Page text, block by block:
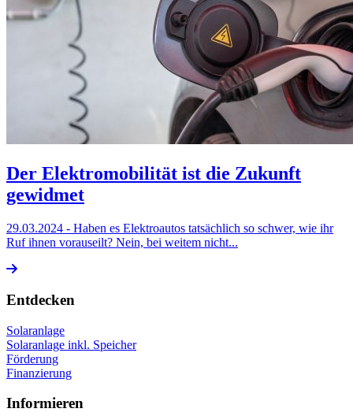
Der Elektromobilität ist die Zukunft
gewidmet
29.03.2024 - Haben es Elektroautos tatsächlich so schwer, wie ihr
Ruf ihnen vorauseilt? Nein, bei weitem nicht...
Entdecken
Solaranlage
Solaranlage inkl. Speicher
Förderung
Finanzierung
Informieren